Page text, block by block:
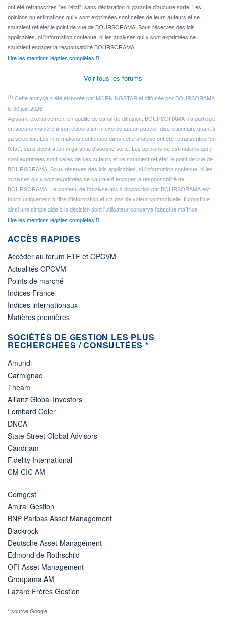
ont été retranscrites "en l'état", sans déclaration ni garantie d'aucune sorte. Les
opinions ou estimations qui y sont exprimées sont celles de leurs auteurs et ne
sauraient refléter le point de vue de BOURSORAMA. Sous réserves des lois
applicables, ni l'information contenue, ni les analyses qui y sont exprimées ne
sauraient engager la responsabilité BOURSORAMA.
Lire les mentions légales complètes
Voir tous les forums
(1) Cette analyse a été élaborée par MORNINGSTAR et diffusée par BOURSORAMA
le 30 juin 2026.
Agissant exclusivement en qualité de canal de diffusion, BOURSORAMA n'a participé
en aucune manière à son élaboration ni exercé aucun pouvoir discrétionnaire quant à
sa sélection. Les informations contenues dans cette analyse ont été retranscrites "en
l'état", sans déclaration ni garantie d'aucune sorte. Les opinions ou estimations qui y
sont exprimées sont celles de ses auteurs et ne sauraient refléter le point de vue de
BOURSORAMA. Sous réserves des lois applicables, ni l'information contenue, ni les
analyses qui y sont exprimées ne sauraient engager la responsabilité de
BOURSORAMA. Le contenu de l'analyse mis à disposition par BOURSORAMA est
fourni uniquement à titre d'information et n'a pas de valeur contractuelle. Il constitue
ainsi une simple aide à la décision dont l'utilisateur conserve l'absolue maîtrise.
Lire les mentions légales complètes
ACCÈS RAPIDES
Accéder au forum ETF et OPCVM
Actualités OPCVM
Points de marché
Indices France
Indices internationaux
Matières premières
SOCIÉTÉS DE GESTION LES PLUS
RECHERCHÉES / CONSULTÉES *
Amundi
Carmignac
Theam
Allianz Global Investors
Lombard Odier
DNCA
State Street Global Advisors
Candriam
Fidelity International
CM CIC AM
Comgest
Amiral Gestion
BNP Paribas Asset Management
Blackrock
Deutsche Asset Management
Edmond de Rothschild
OFI Asset Management
Groupama AM
Lazard Frères Gestion
* source Google